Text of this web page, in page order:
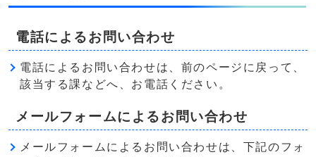
電話によるお問い合わせ
電話によるお問い合わせは、前のページに戻って、
該当する課などへ、お電話ください。
メールフォームによるお問い合わせ
メールフォームによるお問い合わせは、下記のフォ